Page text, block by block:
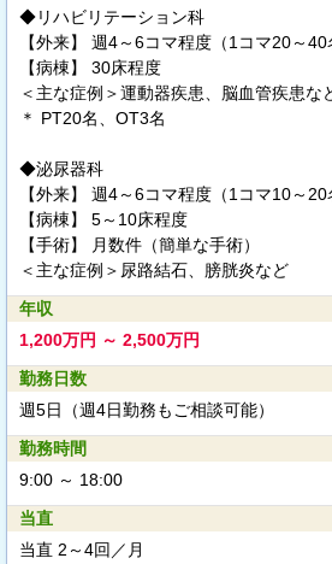
◆リハビリテーション科
【外来】 週4～6コマ程度（1コマ20～40
【病棟】 30床程度
＜主な症例＞運動器疾患、脳血管疾患な
＊ PT20名、OT3名
◆泌尿器科
【外来】 週4～6コマ程度（1コマ10～20
【病棟】 5～10床程度
【手術】 月数件（簡単な手術）
＜主な症例＞尿路結石、膀胱炎など
年収
1,200万円 ～ 2,500万円
勤務日数
週5日（週4日勤務もご相談可能）
勤務時間
9:00 ～ 18:00
当直
当直 2～4回／月